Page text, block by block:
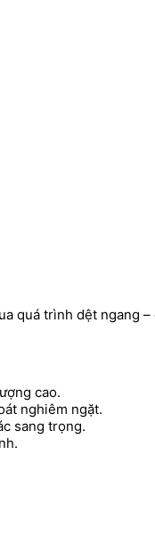
quá trình dệt ngang
cao.
nghiêm ngặt.
sang trọng.